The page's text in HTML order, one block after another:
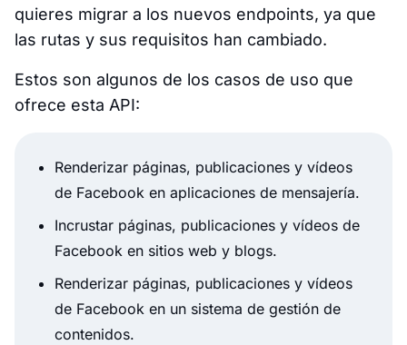
quieres migrar a los nuevos endpoints, ya que
las rutas y sus requisitos han cambiado.
Estos son algunos de los casos de uso que
ofrece esta API:
Renderizar páginas, publicaciones y vídeos
de Facebook en aplicaciones de mensajería.
Incrustar páginas, publicaciones y vídeos de
Facebook en sitios web y blogs.
Renderizar páginas, publicaciones y vídeos
de Facebook en un sistema de gestión de
contenidos.